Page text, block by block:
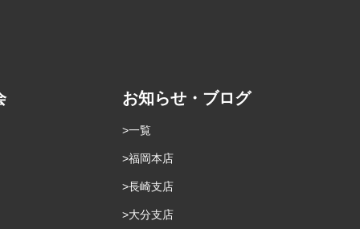
お知らせ・ブログ
一覧
福岡本店
長崎支店
大分支店